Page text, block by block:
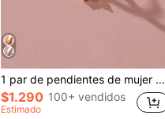
1 par de pendientes de mujer de lujo, elegantes y con trébol de cuatro hojas, con delicadas gotas adecuadas para uso diario
$1.290 100+ vendidos
Estimado